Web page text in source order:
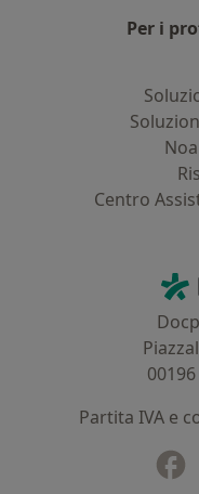
Per i
Centro
Partita IVA e